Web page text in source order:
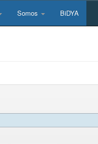
Somos BiDYA